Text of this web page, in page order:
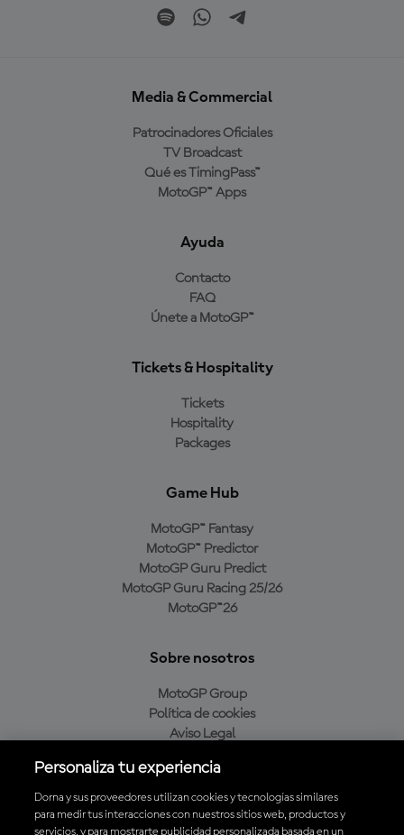
Media & Commercial
Patrocinadores Oficiales
TV Broadcast
Qué es TimingPass™
MotoGP™ Apps
Ayuda
Contacto
FAQ
Únete a MotoGP™
Tickets & Hospitality
Tickets
Hospitality
Packages
Game Hub
MotoGP™ Fantasy
MotoGP™ Predictor
MotoGP Guru Predict
MotoGP Guru Racing 25/26
MotoGP™26
Sobre nosotros
MotoGP Group
Política de cookies
Aviso Legal
Política de compra
Personaliza tu experiencia
Dorna y sus proveedores utilizan cookies y tecnologías similares
para medir tus interacciones con nuestros sitios web, productos y
servicios, y para mostrarte publicidad personalizada basada en un